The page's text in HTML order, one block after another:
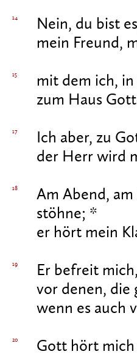
14
Nein, du bist
mein Freund,
15
mit dem ich,
zum Haus
17
Ich aber, zu
der Herr wird
18
Am Abend,
stöhne; *
er hört mein
19
Er befreit
vor denen, die
wenn es auch
20
Gott hört mich